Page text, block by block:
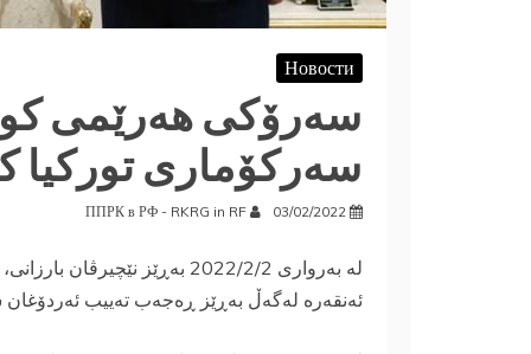
Новости
سه‌رۆكى هه‌رێمى
سه‌ركۆمارى توركيا
03/02/2022
ППРК в РФ - RKRG in RF
لە بەرواری 2022/2/2 به‌ڕێز
ئه‌نقه‌ره‌ له‌گه‌ڵ به‌ڕێز ڕه‌جه‌ب ته‌ييب ئه‌ردۆغان